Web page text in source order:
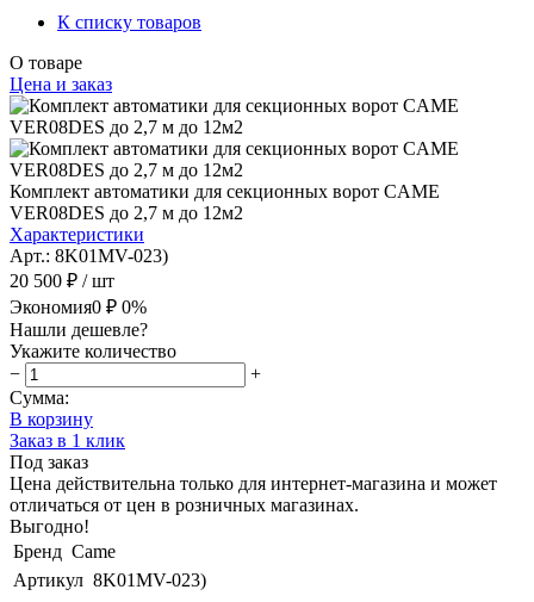
К списку товаров
О товаре
Цена и заказ
Комплект автоматики для секционных ворот CAME
VER08DES до 2,7 м до 12м2
Характеристики
Арт.: 8K01MV-023)
20 500 ₽ / шт
Экономия0 ₽ 0%
Нашли дешевле?
Укажите количество
−
+
Сумма:
В корзину
Заказ в 1 клик
Под заказ
Цена действительна только для интернет-магазина и может
отличаться от цен в розничных магазинах.
Выгодно!
Бренд Came
Артикул 8K01MV-023)